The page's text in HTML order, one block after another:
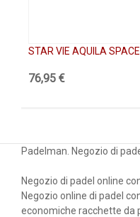
STAR VIE AQUILA
76,95 €
Padelman. Negozio di
Negozio di padel online
Negozio online di padel
economiche racchette da